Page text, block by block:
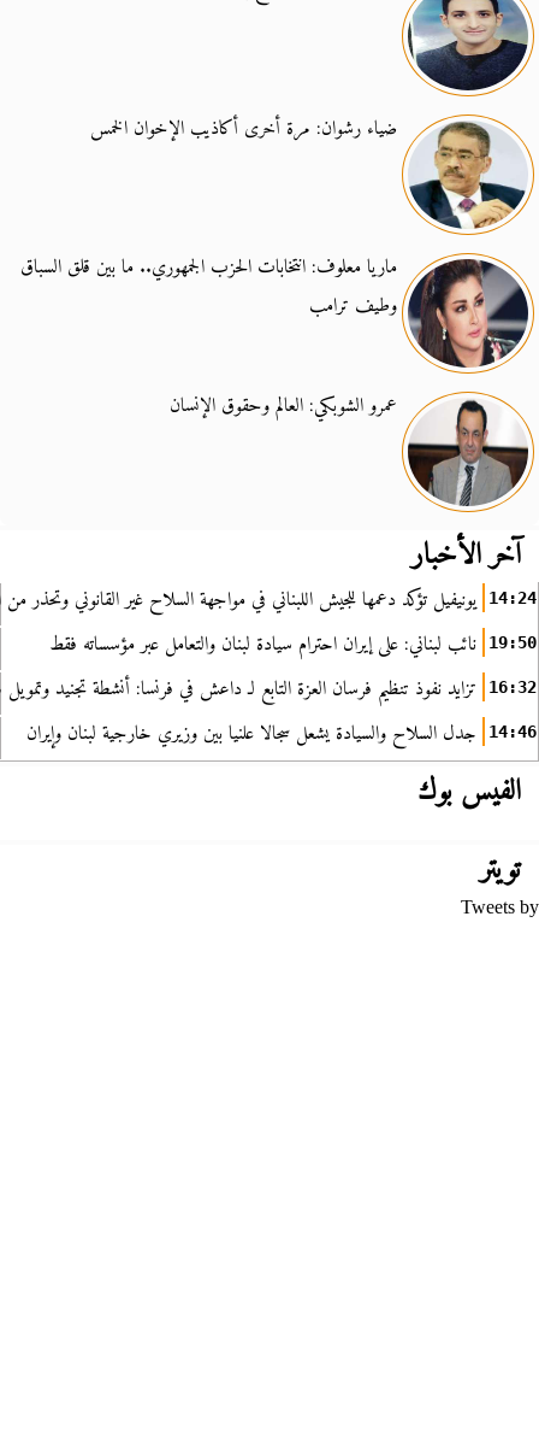
ضياء رشوان: مرة أخرى أكاذيب الإخوان الخمس
ماريا معلوف: انتخابات الحزب الجمهوري.. ما بين قلق السباق
وطيف ترامب
عمرو الشوبكي: العالم وحقوق الإنسان
آخر الأخبار
14:24 يونيفيل تؤكد دعمها للجيش اللبناني في مواجهة السلاح غير القانوني وتحذر من
19:50 نائب لبناني: على إيران احترام سيادة لبنان والتعامل عبر مؤسساته فقط
16:32 تزايد نفوذ تنظيم فرسان العزة التابع لـ داعش في فرنسا: أنشطة تجنيد
14:46 جدل السلاح والسيادة يشعل سجالا علنيا بين وزيري خارجية لبنان وإيران
الفيس بوك
تويتر
Tweets by